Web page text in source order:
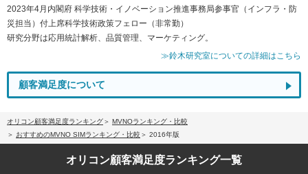
2023年4月内閣府 科学技術・イノベーション推進事務局参事官（インフラ・防
災担当）付上席科学技術政策フェロー（非常勤）
研究分野は応用統計解析、品質管理、マーケティング。
≫鈴木研究室についての詳細はこちら
顧客満足度について
オリコン顧客満足度ランキング
MVNOランキング・比較
おすすめのMVNO SIMランキング・比較
2016年版
オリコン顧客満足度ランキング一覧